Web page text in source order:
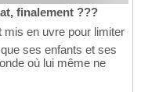
finalement ???
en uvre pour limiter
ses enfants et ses
où lui même ne